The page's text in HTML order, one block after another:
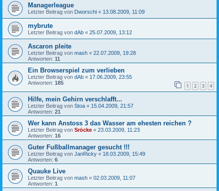
Managerleague
Letzter Beitrag von Dworschi « 13.08.2009, 11:09
mybrute
Letzter Beitrag von dAb « 25.07.2009, 13:12
Ascaron pleite
Letzter Beitrag von mash « 22.07.2009, 19:28
Antworten: 11
Ein Browserspiel zum verlieben
Letzter Beitrag von dAb « 17.06.2009, 23:55
Antworten: 185 1 2 3 4
Hilfe, mein Gehirn verschlafft...
Letzter Beitrag von Stoa « 15.04.2009, 21:57
Antworten: 21
Wer kann Anstoss 3 das Wasser am ehesten reichen ?
Letzter Beitrag von Sröcke « 23.03.2009, 11:23
Antworten: 16
Guter Fußballmanager gesucht !!!
Letzter Beitrag von JanRicky « 18.03.2009, 15:49
Antworten: 6
Quauke Live
Letzter Beitrag von mash « 02.03.2009, 11:07
Antworten: 1